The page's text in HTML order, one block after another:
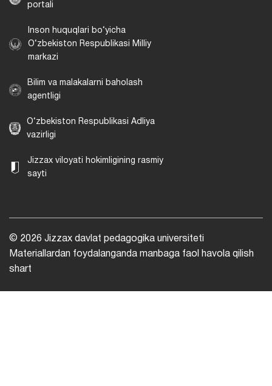
portali
Inson huquqlari bo‘yicha
O‘zbekiston Respublikasi Milliy
markazi
Bilim va malakalarni baholash
agentligi
O‘zbekiston Respublikasi Adliya
vazirligi
Jizzax viloyati hokimligining rasmiy
sayti
© 2026 Jizzax davlat pedagogika universiteti
Materiallardan foydalanganda manbaga faol havola qilish
shart